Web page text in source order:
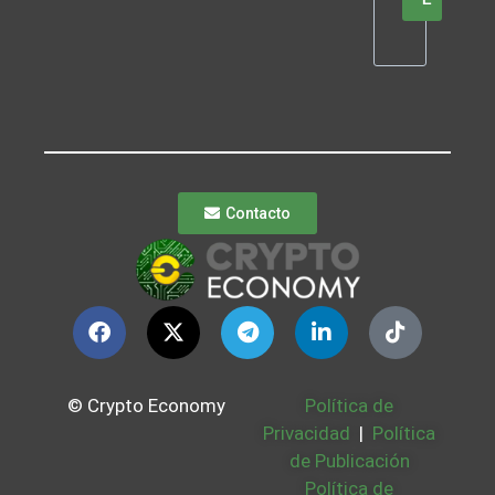
Contacto
© Crypto Economy
Política de
Privacidad | Política
de Publicación
Política de